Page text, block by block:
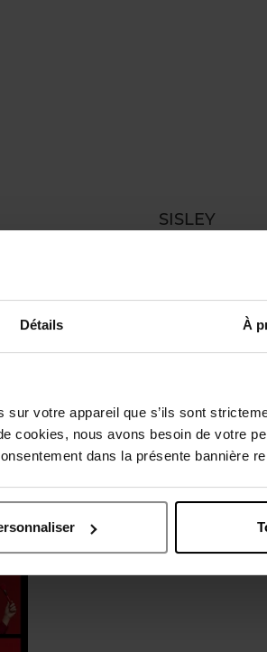
Détails À
votre appareil que s’ils sont
cookies, nous avons besoin de votre
dans la présente bannière
SISLEY
Bestel nu!